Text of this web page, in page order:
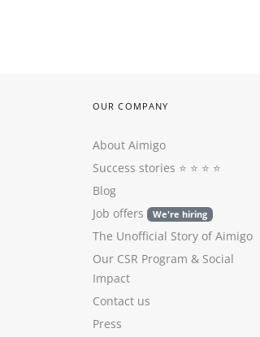
OUR COMPANY
About Aimigo
Success stories ⭐️ ⭐️ ⭐️ ⭐️
Blog
Job offers
We're hiring
The Unofficial Story of Aimigo
Our CSR Program & Social
Impact
Contact us
Press